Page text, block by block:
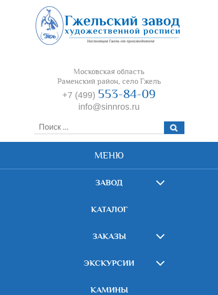
Московская область
Раменский район, село Гжель
+7 (499) 553-84-09
info@sinnros.ru
МЕНЮ
ЗАВОД
КАТАЛОГ
ЗАКАЗЫ
ЭКСКУРСИИ
КАМИНЫ